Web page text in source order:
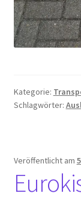
Kategorie:
Schlagwörter:
Veröffentlicht am